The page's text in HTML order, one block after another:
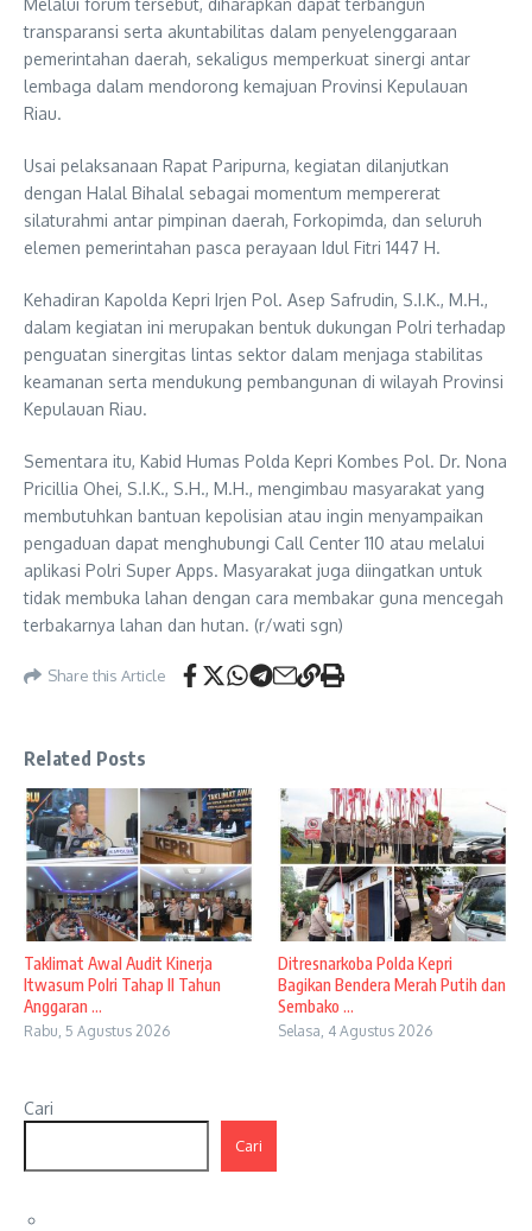
Melalui forum tersebut, diharapkan dapat terbangun
transparansi serta akuntabilitas dalam penyelenggaraan
pemerintahan daerah, sekaligus memperkuat sinergi antar
lembaga dalam mendorong kemajuan Provinsi Kepulauan
Riau.
Usai pelaksanaan Rapat Paripurna, kegiatan dilanjutkan
dengan Halal Bihalal sebagai momentum mempererat
silaturahmi antar pimpinan daerah, Forkopimda, dan seluruh
elemen pemerintahan pasca perayaan Idul Fitri 1447 H.
Kehadiran Kapolda Kepri Irjen Pol. Asep Safrudin, S.I.K., M.H.,
dalam kegiatan ini merupakan bentuk dukungan Polri terhadap
penguatan sinergitas lintas sektor dalam menjaga stabilitas
keamanan serta mendukung pembangunan di wilayah Provinsi
Kepulauan Riau.
Sementara itu, Kabid Humas Polda Kepri Kombes Pol. Dr. Nona
Pricillia Ohei, S.I.K., S.H., M.H., mengimbau masyarakat yang
membutuhkan bantuan kepolisian atau ingin menyampaikan
pengaduan dapat menghubungi Call Center 110 atau melalui
aplikasi Polri Super Apps. Masyarakat juga diingatkan untuk
tidak membuka lahan dengan cara membakar guna mencegah
terbakarnya lahan dan hutan. (r/wati sgn)
Share this Article
Related Posts
Taklimat Awal Audit Kinerja
Itwasum Polri Tahap II Tahun
Anggaran ...
Rabu, 5 Agustus 2026
Ditresnarkoba Polda Kepri
Bagikan Bendera Merah Putih dan
Sembako ...
Selasa, 4 Agustus 2026
Cari
Cari